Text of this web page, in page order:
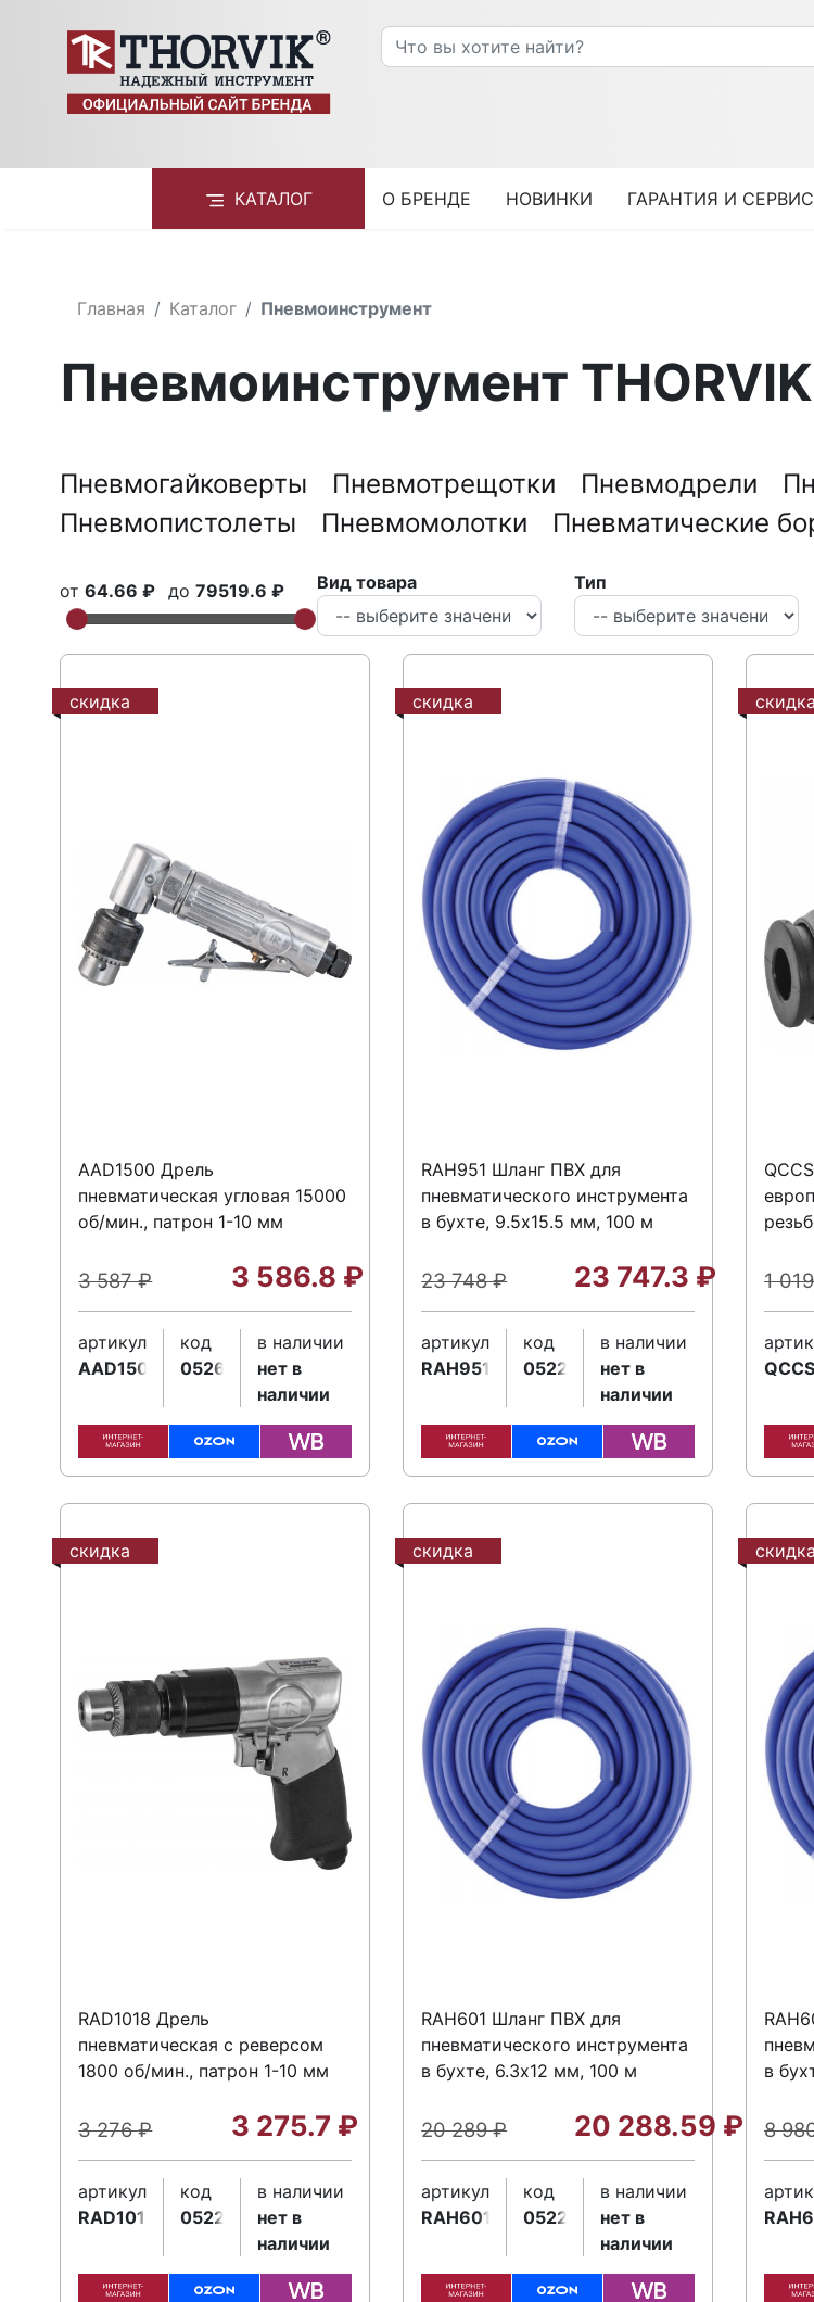
КАТАЛОГ О БРЕНДЕ НОВИНКИ ГАРАНТИЯ И СЕРВИС
Главная Каталог Пневмоинструмент
Пневмоинструмент THORVIK
Пневмогайковерты Пневмотрещотки Пневмодрели
Пневмопистолеты
Пневмомолотки Пневматические
от64.66 ₽ до79519.6 ₽ Вид товара Тип
скидка
AAD1500 Дрель
пневматическая угловая 15000
об/мин., патрон 1-10 мм
3 587₽ 3 586.8 ₽
артикул
AAD1500
код
052640
в наличии
нет в
наличии
скидка
RAH951 Шланг ПВХ для
пневматического инструмента
в бухте, 9.5х15.5 мм, 100 м
23 748₽ 23 747.3 ₽
артикул
RAH951
код
052268
в наличии
нет в
наличии
скидка
1
скидка
RAD1018 Дрель
пневматическая с реверсом
1800 об/мин., патрон 1-10 мм
3 276₽ 3 275.7 ₽
артикул
RAD1018
код
052202
в наличии
нет в
наличии
скидка
RAH601 Шланг ПВХ для
пневматического инструмента
в бухте, 6.3х12 мм, 100 м
20 289₽ 20 288.59 ₽
артикул
RAH601
код
052264
в наличии
нет в
наличии
скидка
в
8